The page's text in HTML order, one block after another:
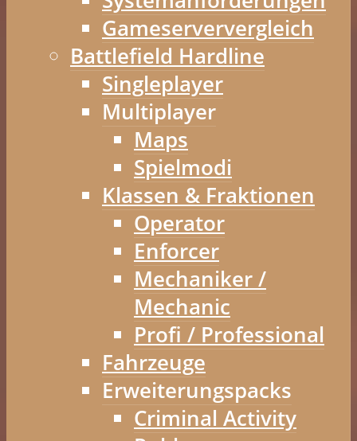
Gameserververgleich
Battlefield Hardline
Singleplayer
Multiplayer
Maps
Spielmodi
Klassen & Fraktionen
Operator
Enforcer
Mechaniker /
Mechanic
Profi / Professional
Fahrzeuge
Erweiterungspacks
Criminal Activity